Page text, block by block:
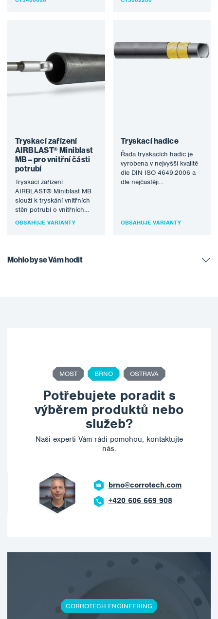
Tryskací zařízení
AIRBLAST® Miniblast
MB – pro vnitřní části
potrubí
Tryskací zařízení
AIRBLAST® Miniblast MB
slouží k tryskání vnitřních
stěn potrubí o vnitřních
průměrech od 13 mm do
OBSAHUJE VARIANTY
Tryskací hadice
Řada tryskacích hadic je
vyrobena v nejvyšší kvalitě
dle DIN ISO 4649:2006 a
dle nejčastěji
OBSAHUJE VARIANTY
Mohlo by se Vám hodit
MOST BRNO OSTRAVA
Potřebujete poradit s
výběrem produktů nebo
služeb?
Naši experti Vám rádi pomohou, kontaktujte
nás.
brno@corrotech.com
+420 606 669 908
CORROTECH ENGINEERING